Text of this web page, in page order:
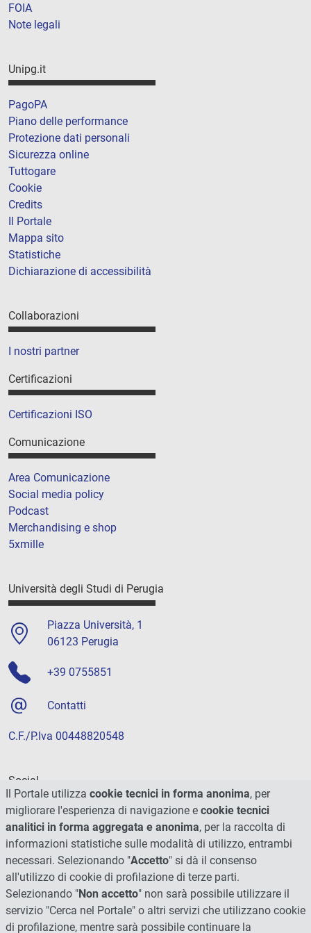
FOIA
Note legali
Unipg.it
PagoPA
Piano delle performance
Protezione dati personali
Sicurezza online
Tuttogare
Cookie
Credits
Il Portale
Mappa sito
Statistiche
Dichiarazione di accessibilità
Collaborazioni
I nostri partner
Certificazioni
Certificazioni ISO
Comunicazione
Area Comunicazione
Social media policy
Podcast
Merchandising e shop
5xmille
Università degli Studi di Perugia
Piazza Università, 1
06123 Perugia
+39 0755851
Contatti
C.F./P.Iva 00448820548
Social
Il Portale utilizza cookie tecnici in forma anonima, per
migliorare l'esperienza di navigazione e cookie tecnici
analitici in forma aggregata e anonima, per la raccolta di
informazioni statistiche sulle modalità di utilizzo, entrambi
necessari. Selezionando "Accetto" si dà il consenso
all'utilizzo di cookie di profilazione di terze parti.
Selezionando "Non accetto" non sarà possibile utilizzare il
servizio "Cerca nel Portale" o altri servizi che utilizzano cookie
di profilazione, mentre sarà possibile continuare la